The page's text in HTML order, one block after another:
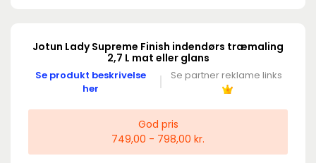
Jotun Lady Supreme Finish indendørs træmaling
2,7 L mat eller glans
Se produkt beskrivelse
her
Se partner reklame links
God pris
749,00 - 798,00 kr.